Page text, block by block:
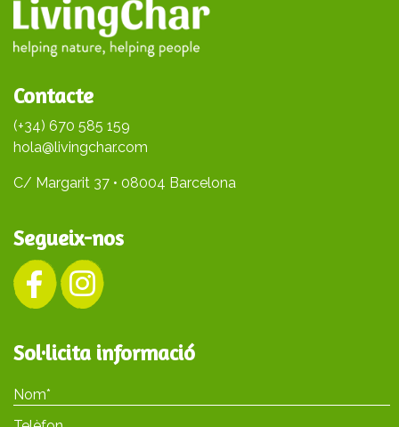
Contacte
(+34) 670 585 159
hola@livingchar.com
C/ Margarit 37 • 08004 Barcelona
Segueix-nos
Sol·licita informació